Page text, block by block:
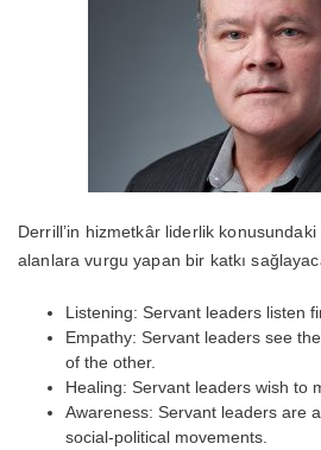
Derrill’in hizmetkâr liderlik
alanlara vurgu yapan bir katkı
Listening: Servant leaders listen
Empathy: Servant leaders see
of the other.
Healing: Servant leaders wish to
Awareness: Servant leaders are
social-political movements.